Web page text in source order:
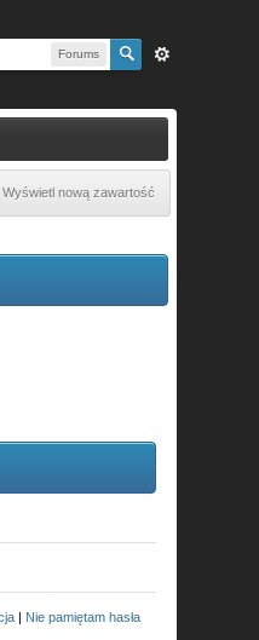
Forums
Wyświetl nową zawartość
| Nie pamiętam hasła